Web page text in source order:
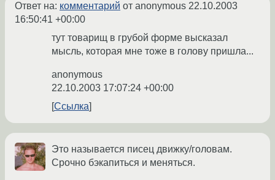
Ответ на: комментарий от anonymous 22.10.2003
16:50:41 +00:00
тут товарищ в грубой форме высказал
мысль, которая мне тоже в голову пришла...
anonymous
22.10.2003 17:07:24 +00:00
Ссылка
Это называется писец движку/головам.
Срочно бэкапиться и меняться.